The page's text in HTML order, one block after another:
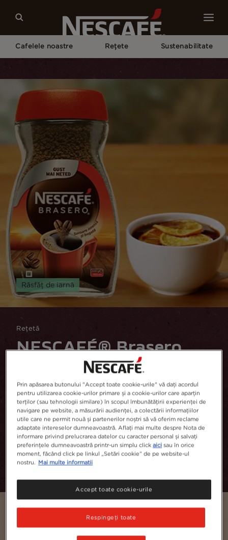
Cafelele noastre Rețete Sustenabilitate
NESCAFÉ® Brasero Citrus Americano
Rețetă
NESCAFÉ® Brasero
Citrus Americano
Scrie o recenzie
4Ingrediente 10 minute
Adaugă la preferate
Răsfăț de iarnă
Prin apăsarea butonului "Accept toate cookie-urile" vă dați acordul
pentru utilizarea cookie-urilor primare și a cookie-urilor care aparțin
terților (sau tehnologii similare) în scopul îmbunătățirii experienței de
navigare pe website, a măsurării audienței, a colectării informațiilor
utile care ne permit nouă și partenerilor noștri să vă oferim reclame
adaptate intereselor dumneavoastră. Aflați mai multe despre Nota de
informare privind prelucrarea datelor cu caracter personal și salvați
preferințele dumneavoastră printr-un simplu clickaici sau în orice
moment, făcând click pe linkul „Setări cookie” de pe website-ul
nostru. Mai multe informatii
Respingeți toate
Accept toate cookie-urile